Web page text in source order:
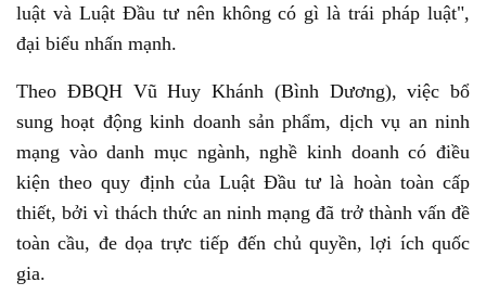
luật và Luật Đầu tư nên không có gì là trái pháp luật",
đại biểu nhấn mạnh.
Theo ĐBQH Vũ Huy Khánh (Bình Dương), việc bổ
sung hoạt động kinh doanh sản phẩm, dịch vụ an ninh
mạng vào danh mục ngành, nghề kinh doanh có điều
kiện theo quy định của Luật Đầu tư là hoàn toàn cấp
thiết, bởi vì thách thức an ninh mạng đã trở thành vấn đề
toàn cầu, đe dọa trực tiếp đến chủ quyền, lợi ích quốc
gia.